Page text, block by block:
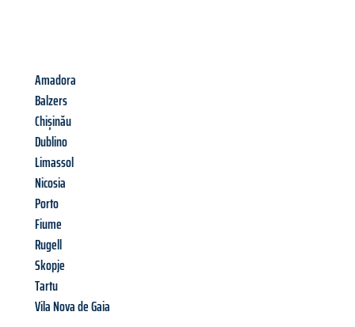
Amadora
Balzers
Chișinău
Dublino
Limassol
Nicosia
Porto
Fiume
Rugell
Skopje
Tartu
Vila Nova de Gaia